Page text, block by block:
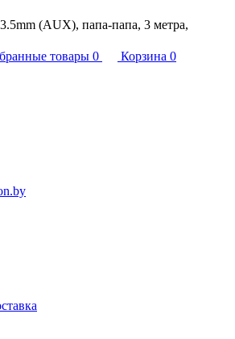
(AUX), папа-папа, 3 метра,
товары 0 Корзина 0